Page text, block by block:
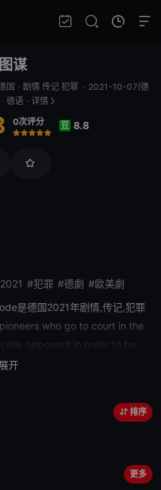
谋
国 · 剧情 传记 犯罪 · 2021-10-07(德
· 德语 · 详情
0次评分
推荐力荐
豆 8.8
#犯罪 #德劇 #歐美劇
是德国2021年剧情,传记,犯罪
who go to court in the
opponent in order to be
Google Earth algorithm. The
million dollar process.
展开
排序
更多